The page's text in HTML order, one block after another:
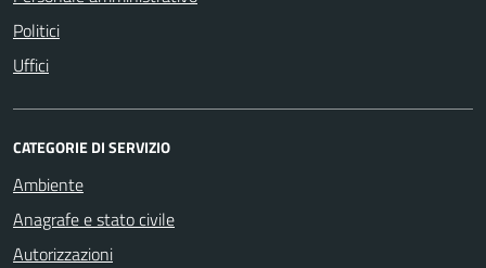
Politici
Uffici
CATEGORIE DI SERVIZIO
Ambiente
Anagrafe e stato civile
Autorizzazioni